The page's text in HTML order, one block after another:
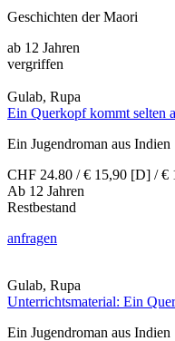
Geschichten der Maori
ab 12 Jahren
vergriffen
Gulab, Rupa
Ein Querkopf kommt selten
Ein Jugendroman aus Indien
CHF 24.80 / € 15,90 [D] / €
Ab 12 Jahren
Restbestand
anfragen
Gulab, Rupa
Unterrichtsmaterial: Ein
Ein Jugendroman aus Indien